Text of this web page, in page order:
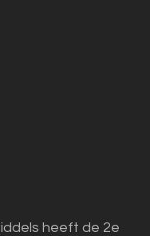
heeft de 2e